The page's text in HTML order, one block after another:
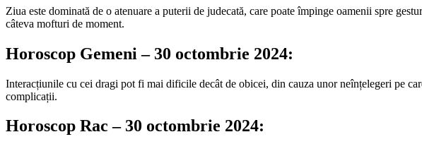
Ziua este dominată de o atenuare a puterii de judecată, care poate împinge oamenii spre
câteva mofturi de moment.
Horoscop Gemeni – 30 octombrie 2024:
Interacțiunile cu cei dragi pot fi mai dificile decât de obicei, din cauza unor neînțelegeri pe
complicații.
Horoscop Rac – 30 octombrie 2024: